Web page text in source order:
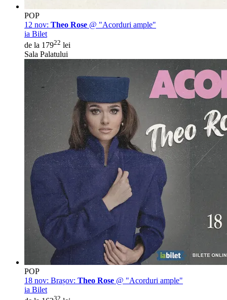
POP
12 nov: Theo Rose @ "Acorduri ample"
ia Bilet
de la 17922 lei
Sala Palatului
POP
18 nov: Brașov: Theo Rose @ "Acorduri ample"
ia Bilet
32